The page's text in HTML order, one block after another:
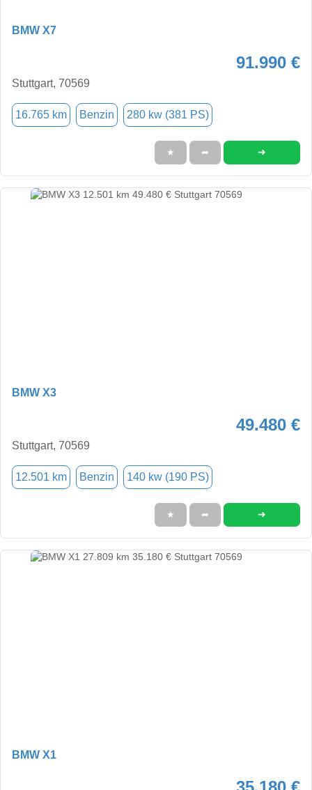
BMW X7
91.990 €
Stuttgart, 70569
16.765 km Benzin 280 kw (381 PS)
★ ➦ ➜
BMW X3
49.480 €
Stuttgart, 70569
12.501 km Benzin 140 kw (190 PS)
★ ➦ ➜
BMW X1